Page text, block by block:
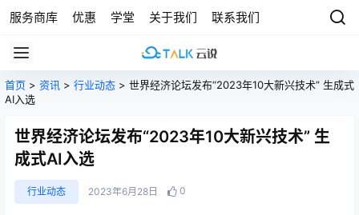
服务商库 优惠 学堂 关于我们 联系我们
首页 > 资讯 > 行业动态 > 世界经济论坛发布“2023年10大新兴技术” 生成式
AI入选
世界经济论坛发布“2023年10大新兴技术” 生
成式AI入选
行业动态 2023年6月28日 0